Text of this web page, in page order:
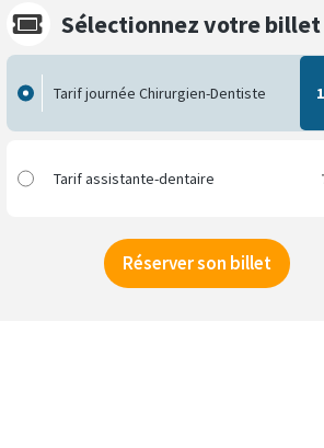
Sélectionnez votre billet
Tarif journée Chirurgien-Dentiste
Tarif assistante-dentaire
Réserver son billet